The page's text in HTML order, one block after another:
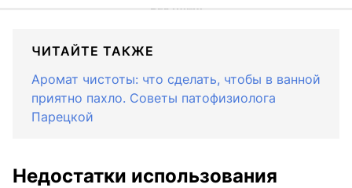
ЧИТАЙТЕ ТАКЖЕ
Аромат чистоты: что сделать, чтобы в ванной
приятно пахло. Советы патофизиолога
Парецкой
Недостатки использования